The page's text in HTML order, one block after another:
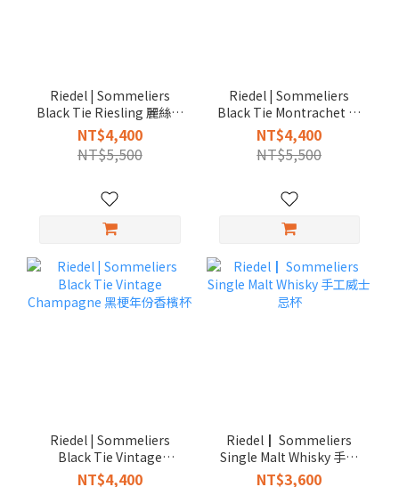
Riedel | Sommeliers
Black Tie Riesling 麗絲玲
黑梗手工白酒杯
NT$4,400
NT$5,500
Riedel | Sommeliers
Black Tie Montrachet 蒙
哈榭黑梗手工白酒杯
NT$4,400
NT$5,500
Riedel | Sommeliers
Black Tie Vintage
Champagne 黑梗年份香
NT$4,400
Riedel┃ Sommeliers
Single Malt Whisky 手工
威士忌杯
NT$3,600